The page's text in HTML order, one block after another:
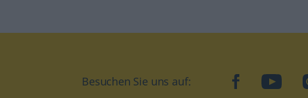
Besuchen Sie uns auf: facebookYouTube